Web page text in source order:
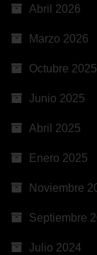
Abril 2026
Marzo 2026
Octubre 2025
Junio 2025
Abril 2025
Enero 2025
Noviembre
Septiembre
Julio 2024